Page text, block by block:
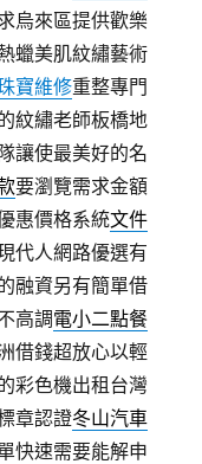
烏來區提供歡樂
蠟美肌紋繡藝術
寶維修重整專門
紋繡老師板橋地
讓使最美好的名
要瀏覽需求金額
惠價格系統文件
代人網路優選有
融資另有簡單借
高調電小二點餐
借錢超放心以輕
彩色機出租台灣
章認證冬山汽車
快速需要能解申